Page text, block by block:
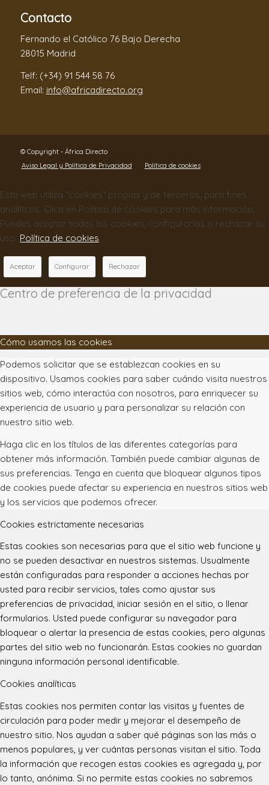
Contacto
Fernando el Católico 76 Bajo Derecha
28015 Madrid
Telf: (+34) 91 544 58 76
Email: info@africadirecto.org
© Copyright - África Directo
Aviso Legal y Política de Privacidad
Política de cookies
Esta web utiliza “cookies” propias y de terceros, para fines
analíticos. Clica en Política de cookies para más información.
Puedes aceptar todas las cookies, configurarlas o rechazar su
uso. Política de cookies
Aceptar Configurar Rechazar
Centro de preferencia de la privacidad
Cómo usamos las cookies
Podemos solicitar que se establezcan cookies en su
dispositivo. Usamos cookies para saber cuándo visita nuestros
sitios web, cómo interactúa con nosotros, para enriquecer su
experiencia de usuario y para personalizar su relación con
nuestro sitio web.
Haga clic en los títulos de las diferentes categorías para
obtener más información. También puede cambiar algunas de
sus preferencias. Tenga en cuenta que bloquear algunos tipos
de cookies puede afectar su experiencia en nuestros sitios web
y los servicios que podemos ofrecer.
Cookies estrictamente necesarias
Estas cookies son necesarias para que el sitio web funcione y
no se pueden desactivar en nuestros sistemas. Usualmente
están configuradas para responder a acciones hechas por
usted para recibir servicios, tales como ajustar sus
preferencias de privacidad, iniciar sesión en el sitio, o llenar
formularios. Usted puede configurar su navegador para
bloquear o alertar la presencia de estas cookies, pero algunas
partes del sitio web no funcionarán. Estas cookies no guardan
ninguna información personal identificable.
Cookies analíticas
Estas cookies nos permiten contar las visitas y fuentes de
circulación para poder medir y mejorar el desempeño de
nuestro sitio. Nos ayudan a saber qué páginas son las más o
menos populares, y ver cuántas personas visitan el sitio. Toda
la información que recogen estas cookies es agregada y, por
lo tanto, anónima. Si no permite estas cookies no sabremos